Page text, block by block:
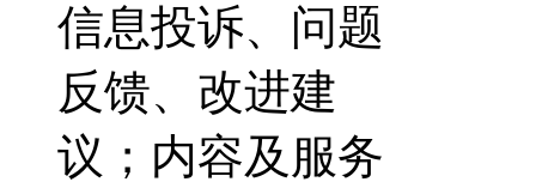
信息投诉、问题
反馈、改进建
议；内容及服务